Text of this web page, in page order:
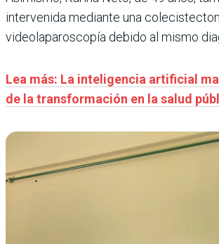
intervenida mediante una
videolaparoscopía debido al mismo
Lea más: La inteligencia artificial
de la transformación en la salud